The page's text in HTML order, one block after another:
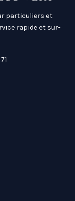
particuliers et
rapide et sur-